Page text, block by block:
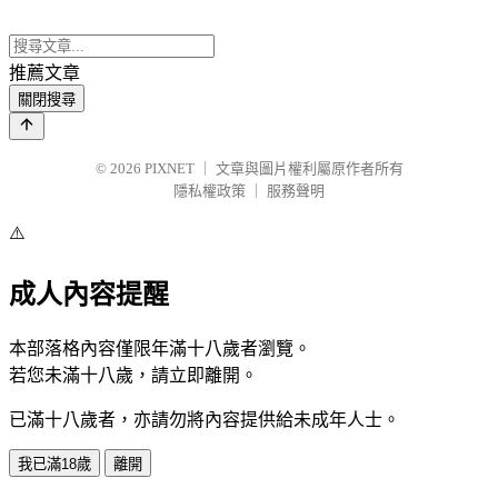
推薦文章
關閉搜尋
© 2026 PIXNET
文章與圖片權利屬原作者所有
隱私權政策
服務聲明
⚠️
成人內容提醒
本部落格內容僅限年滿十八歲者瀏覽。
若您未滿十八歲，請立即離開。
已滿十八歲者，亦請勿將內容提供給未成年人士。
我已滿18歲 離開